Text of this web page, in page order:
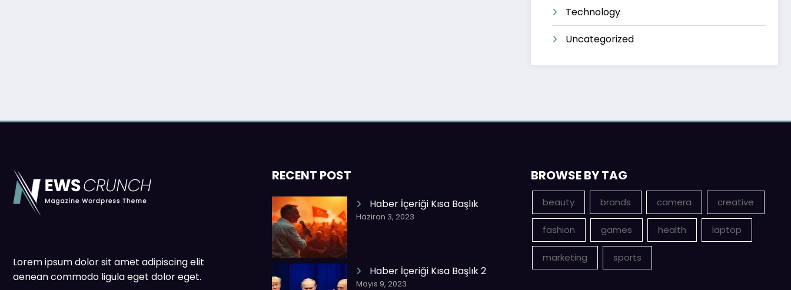
Technology
Uncategorized
Lorem ipsum dolor sit amet adipiscing elit
aenean commodo ligula eget dolor eget.
RECENT POST
Haber İçeriği Kısa Başlık
Haziran 3, 2023
Haber İçeriği Kısa Başlık 2
Mayıs 9, 2023
BROWSE BY TAG
beauty brands camera creative
fashion games health laptop
marketing sports